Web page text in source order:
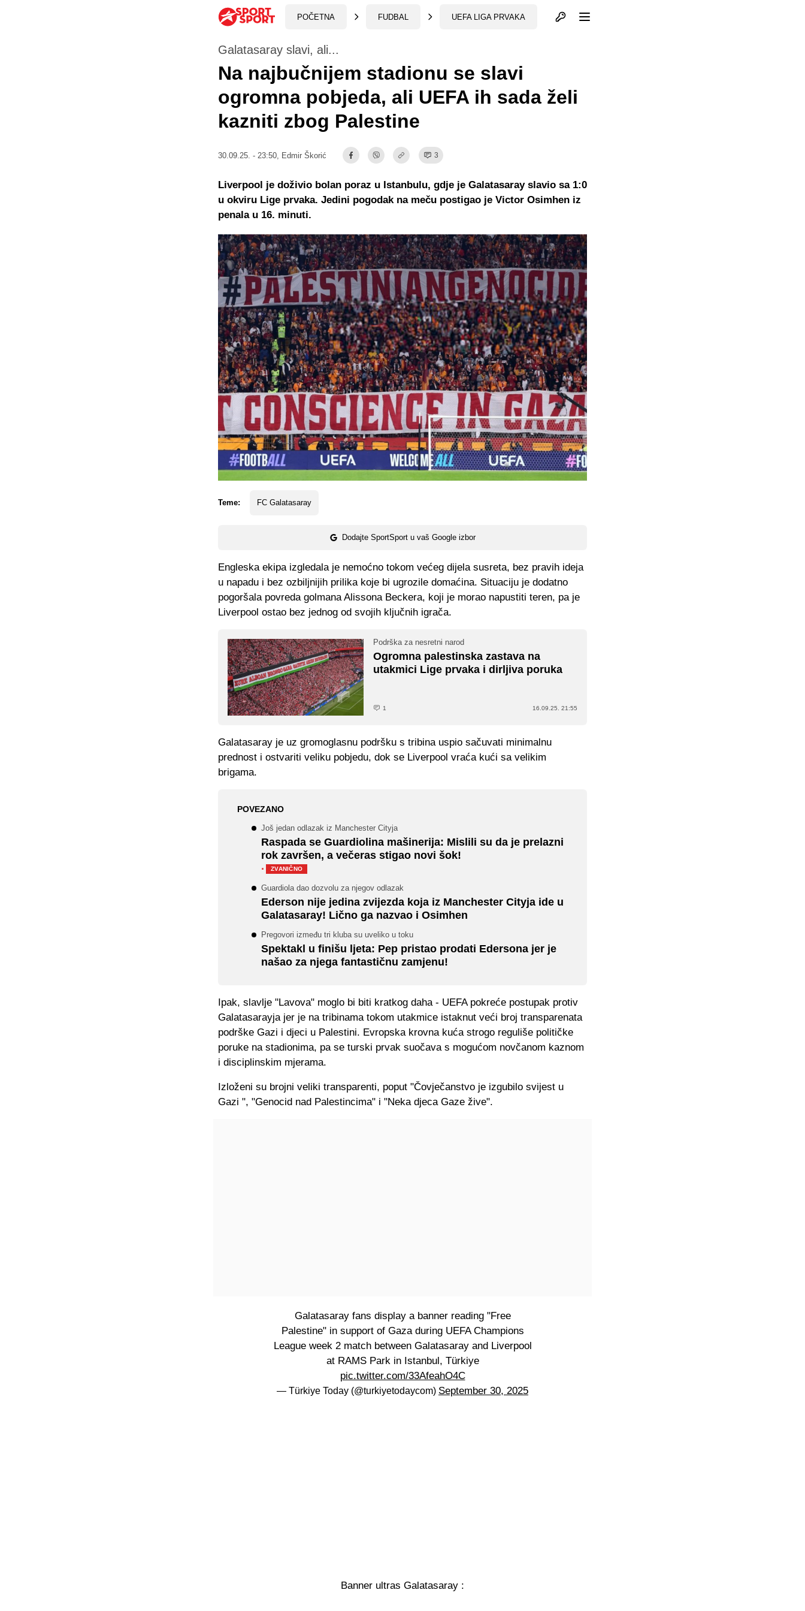
POČETNA FUDBAL UEFA LIGA PRVAKA Otvori profil
Galatasaray slavi, ali...
Na najbučnijem stadionu se slavi
ogromna pobjeda, ali UEFA ih sada želi
kazniti zbog Palestine
30.09.25. - 23:50, Edmir Škorić 3
Teme: FC Galatasaray
Dodajte SportSport u vaš Google izbor
Liverpool je doživio bolan poraz u Istanbulu, gdje je Galatasaray slavio sa 1:0
u okviru Lige prvaka. Jedini pogodak na meču postigao je Victor Osimhen iz
penala u 16. minuti.
Engleska ekipa izgledala je nemoćno tokom većeg dijela susreta, bez pravih ideja
u napadu i bez ozbiljnijih prilika koje bi ugrozile domaćina. Situaciju je dodatno
pogoršala povreda golmana Alissona Beckera, koji je morao napustiti teren, pa je
Liverpool ostao bez jednog od svojih ključnih igrača.
Podrška za nesretni narod
Ogromna palestinska zastava na
utakmici Lige prvaka i dirljiva poruka
1 16.09.25. 21:55
Galatasaray je uz gromoglasnu podršku s tribina uspio sačuvati minimalnu
prednost i ostvariti veliku pobjedu, dok se Liverpool vraća kući sa velikim
brigama.
POVEZANO
Još jedan odlazak iz Manchester Cityja
Raspada se Guardiolina mašinerija: Mislili su da je prelazni
rok završen, a večeras stigao novi šok!
·
ZVANIČNO
Guardiola dao dozvolu za njegov odlazak
Ederson nije jedina zvijezda koja iz Manchester Cityja ide u
Galatasaray! Lično ga nazvao i Osimhen
Pregovori između tri kluba su uveliko u toku
Spektakl u finišu ljeta: Pep pristao prodati Edersona jer je
našao za njega fantastičnu zamjenu!
Ipak, slavlje "Lavova" moglo bi biti kratkog daha - UEFA pokreće postupak protiv
Galatasarayja jer je na tribinama tokom utakmice istaknut veći broj transparenata
podrške Gazi i djeci u Palestini. Evropska krovna kuća strogo reguliše političke
poruke na stadionima, pa se turski prvak suočava s mogućom novčanom kaznom
i disciplinskim mjerama.
Izloženi su brojni veliki transparenti, poput "Čovječanstvo je izgubilo svijest u
Gazi ", "Genocid nad Palestincima" i "Neka djeca Gaze žive".
Galatasaray fans display a banner reading "Free
Palestine" in support of Gaza during UEFA Champions
League week 2 match between Galatasaray and Liverpool
at RAMS Park in Istanbul, Türkiye
pic.twitter.com/33AfeahO4C
— Türkiye Today (@turkiyetodaycom) September 30, 2025
Banner ultras Galatasaray :